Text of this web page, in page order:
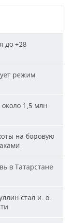
до +28
режим
1,5 млн
на боровую
в Татарстане
стал и. о.